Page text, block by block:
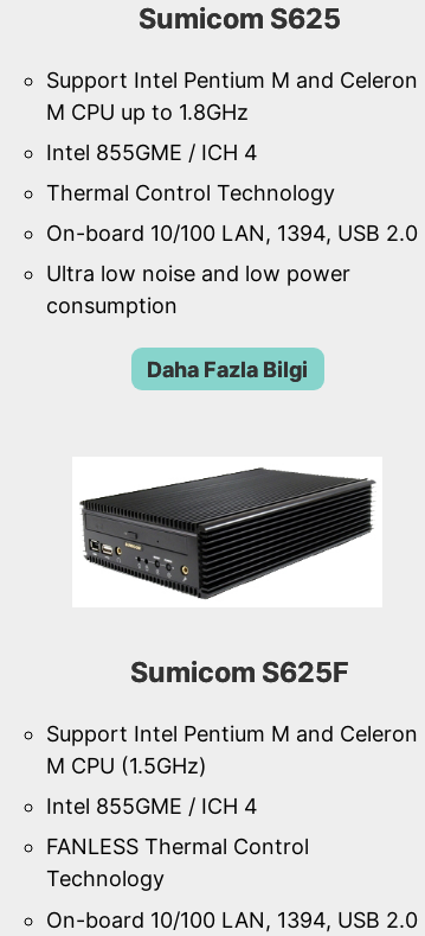
Sumicom S625
Support Intel Pentium M and Celeron
M CPU up to 1.8GHz
Intel 855GME / ICH 4
Thermal Control Technology
On-board 10/100 LAN, 1394, USB 2.0
Ultra low noise and low power
consumption
Daha Fazla Bilgi
Sumicom S625F
Support Intel Pentium M and Celeron
M CPU (1.5GHz)
Intel 855GME / ICH 4
FANLESS Thermal Control
Technology
On-board 10/100 LAN, 1394, USB 2.0